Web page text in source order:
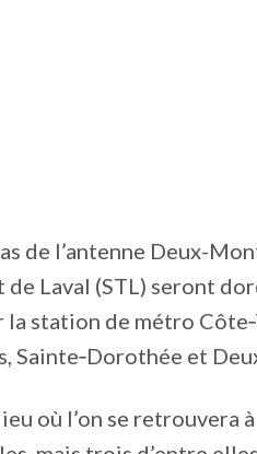
de l’antenne Deux-
Laval (STL) seront
la station de métro
Sainte‑Dorothée et
où l’on se retrouvera